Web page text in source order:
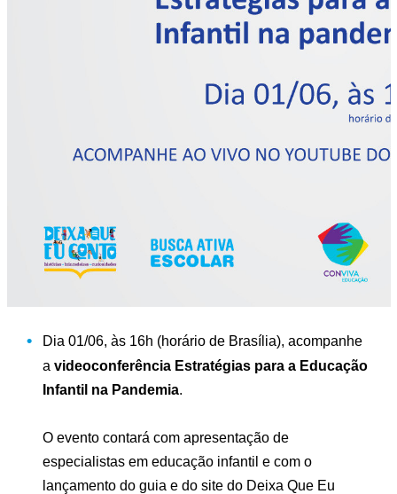
Dia 01/06, às 16h (horário de Brasília), acompanhe
a videoconferência Estratégias para a Educação
Infantil na Pandemia.
O evento contará com apresentação de
especialistas em educação infantil e com o
lançamento do guia e do site do Deixa Que Eu